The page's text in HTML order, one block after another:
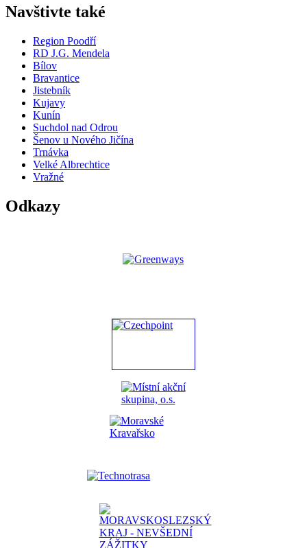
Navštivte také
Region Poodří
RD J.G. Mendela
Bílov
Bravantice
Jistebník
Kujavy
Kunín
Suchdol nad Odrou
Šenov u Nového Jičína
Trnávka
Velké Albrechtice
Vražné
Odkazy